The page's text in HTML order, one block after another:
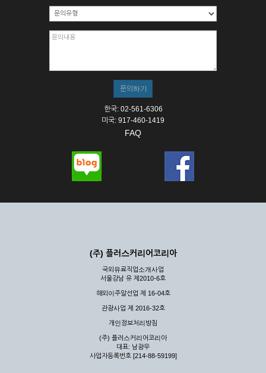
한국: 02-561-6306
미국: 917-460-1419
FAQ
(주) 플러스커리어코리아
국외유료직업소개사업
서울강남 유 제2010-6호
해외이주알선업 제 16-04호
관광사업 제 2016-32호
개인정보처리방침
(주) 플러스커리어코리아
대표: 남광우
사업자등록번호 [214-88-59199]